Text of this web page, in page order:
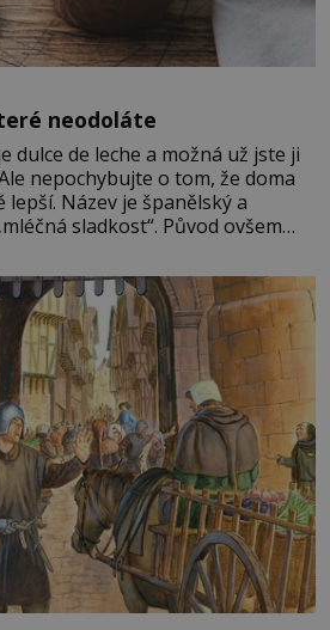
neodoláte
dulce de leche a možná už jste ji
nepochybujte o tom, že doma
Název je španělský a
sladkost“. Původ ovšem
zemí a k tomu